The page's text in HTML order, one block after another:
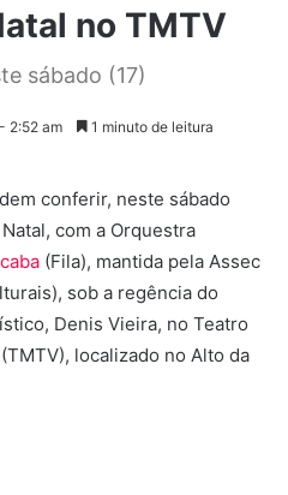
no TMTV
sábado (17)
2:52 am 1 minuto de leitura
conferir, neste sábado
com a Orquestra
(Fila), mantida pela Assec
sob a regência do
Denis Vieira, no Teatro
localizado no Alto da